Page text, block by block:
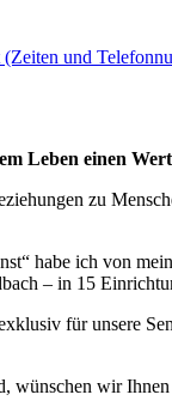
und
Leben einen
zu
habe ich von
– in 15
für unsere
wünschen wir